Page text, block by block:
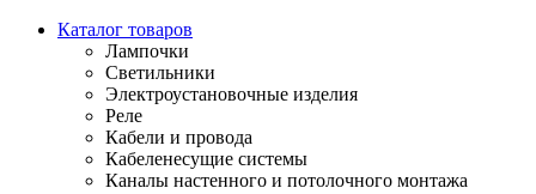
Каталог товаров
Лампочки
Светильники
Электроустановочные изделия
Реле
Кабели и провода
Кабеленесущие системы
Каналы настенного и потолочного монтажа